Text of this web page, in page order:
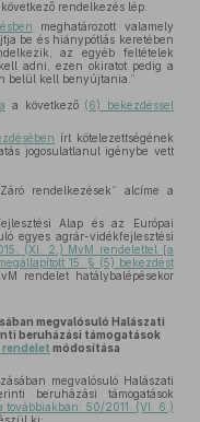
rendelkezés lép:
meghatározott valamely
be és hiánypótlás keretében
az egyéb feltételek
adni, ezen okiratot pedig a
belül kell benyújtania.”
a következő (6) bekezdéssel
írt kötelezettségének
jogosulatlanul igénybe vett
rendelkezések” alcíme a
Alap és az Európai
egyes agrár-vidékfejlesztési
(XI. 2.) MvM rendelettel [a
15. § (5) bekezdést
rendelet hatálybalépésekor
megvalósuló Halászati
beruházási támogatások
rendelet módosítása
megvalósuló Halászati
beruházási támogatások
50/2011. (VI. 6.)